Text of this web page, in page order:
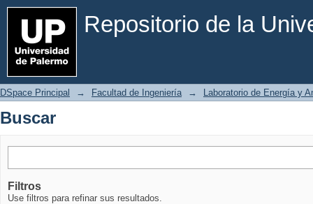
Repositorio de la
Buscar
DSpace Principal → Facultad de Ingeniería → Laboratorio de Energía y
Buscar
Filtros
Use filtros para refinar sus resultados.